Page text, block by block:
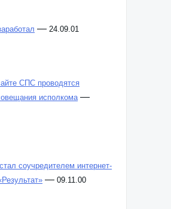
— 24.09.01
СПС проводятся
исполкома —
соучредителем интернет-
— 09.11.00